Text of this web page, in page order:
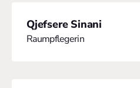
Qjefsere Sinani
Raumpflegerin